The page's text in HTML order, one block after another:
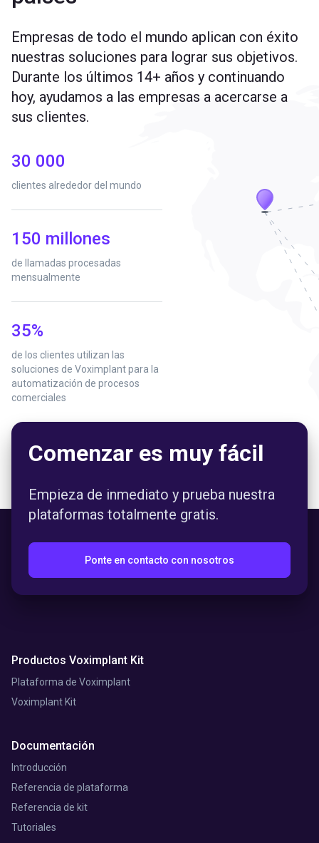
Empresas de todo el mundo aplican con éxito
nuestras soluciones para lograr sus objetivos.
Durante los últimos 14+ años y continuando
hoy, ayudamos a las empresas a acercarse a
sus clientes.
30 000
clientes alrededor del mundo
150 millones
de llamadas procesadas
mensualmente
35%
de los clientes utilizan las
soluciones de Voximplant para la
automatización de procesos
comerciales
Comenzar es muy fácil
Empieza de inmediato y prueba nuestra
plataformas totalmente gratis.
Ponte en contacto con nosotros
Productos Voximplant Kit
Plataforma de Voximplant
Voximplant Kit
Documentación
Introducción
Referencia de plataforma
Referencia de kit
Tutoriales